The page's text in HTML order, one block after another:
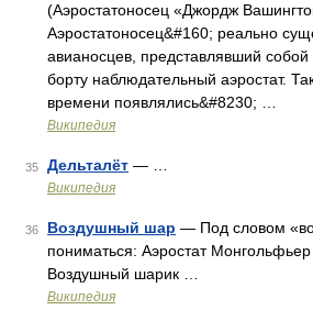
(Аэростатоносец «Джордж
Аэростатоносец&#160; реально
авианосцев, представлявший
борту наблюдательный аэростат.
времени появлялись&#8230; …
Википедия
35 Дельталёт — …
Википедия
36 Воздушный шар — Под словом
пониматься: Аэростат
Воздушный шарик …
Википедия